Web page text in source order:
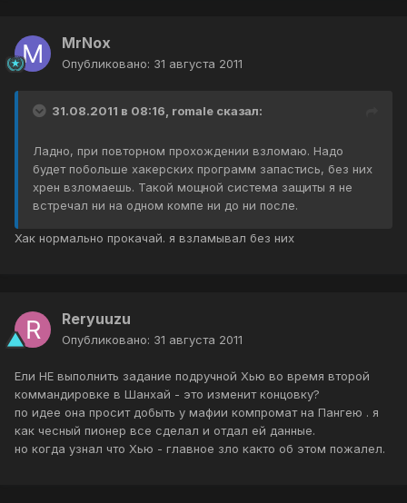
MrNox
Опубликовано: 31 августа 2011
31.08.2011 в 08:16, romale сказал:
Ладно, при повторном прохождении взломаю. Надо
будет побольше хакерских программ запастись, без них
хрен взломаешь. Такой мощной система защиты я не
встречал ни на одном компе ни до ни после.
Хак нормально прокачай. я взламывал без них
Reryuuzu
Опубликовано: 31 августа 2011
Ели НЕ выполнить задание подручной Хью во время второй
коммандировке в Шанхай - это изменит концовку?
по идее она просит добыть у мафии компромат на Пангею . я
как чесный пионер все сделал и отдал ей данные.
но когда узнал что Хью - главное зло както об этом пожалел.